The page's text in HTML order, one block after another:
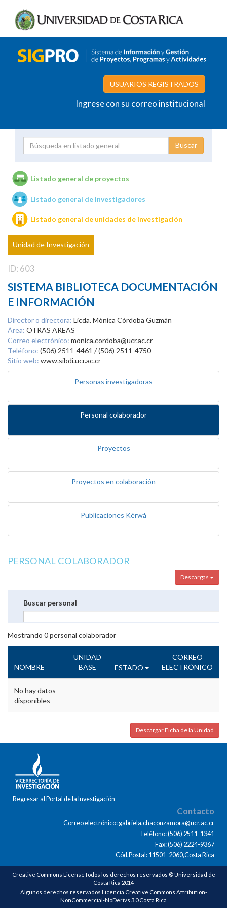
USUARIOS REGISTRADOS
Ingrese con su correo institucional
Unidades de investigación
Listado general de proyectos
Listado general de investigadores
Listado general de unidades de investigación
Unidad de Investigación
ID: 603
SISTEMA BIBLIOTECA DOCUMENTACIÓN
E INFORMACIÓN
Director o directora: Licda. Mónica Córdoba Guzmán
Área: OTRAS AREAS
Correo electrónico: monica.cordoba@ucr.ac.cr
Teléfono: (506) 2511-4461 / (506) 2511-4750
Sitio web: www.sibdi.ucr.ac.cr
Personas investigadoras
Personal colaborador
Proyectos
Proyectos en colaboración
Publicaciones Kérwá
PERSONAL COLABORADOR
Descargas
Buscar personal
Mostrando 0personal colaborador
NOMBRE
UNIDAD
BASE
ESTADO
CORREO
ELECTRÓNICO
No hay datos
disponibles
Descargar Ficha de la Unidad
Regresar al Portal de la Investigación
Contacto
Correo electrónico: gabriela.chaconzamora@ucr.ac.cr
Teléfono: (506) 2511-1341
Fax: (506) 2224-9367
Cód.Postal: 11501-2060,Costa Rica
Creative Commons LicenseTodos los derechos reservados © Universidad de
Costa Rica 2014
Algunos derechos reservados Licencia Creative Commons Attribution-
NonCommercial-NoDerivs 3.0 Costa Rica